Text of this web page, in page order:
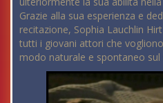
Grazie alla sua esperienza e
recitazione, Sophia Lauchlin
tutti i giovani attori che
modo naturale e spontaneo sul